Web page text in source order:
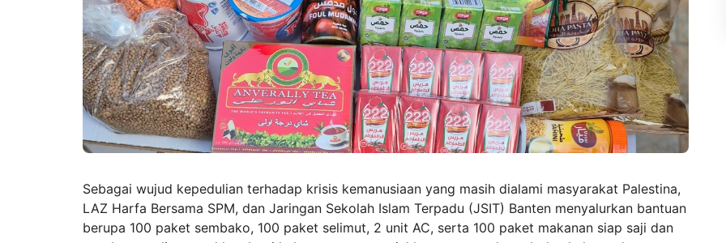
Sebagai wujud kepedulian terhadap krisis kemanusiaan yang masih dialami masyarakat Palestina,
LAZ Harfa Bersama SPM, dan Jaringan Sekolah Islam Terpadu (JSIT) Banten menyalurkan bantuan
berupa 100 paket sembako, 100 paket selimut, 2 unit AC, serta 100 paket makanan siap saji dan